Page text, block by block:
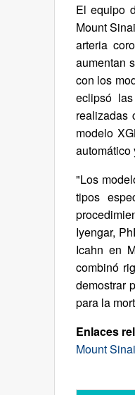
El equipo
Mount
arteria
aumentan
con los
eclipsó
realizadas
modelo
automático
"Los
tipos
Iyengar,
Icahn en
combinó
demostrar
para la
Enlaces
Mount Sinai